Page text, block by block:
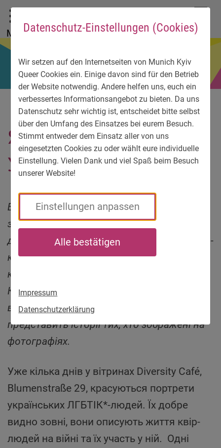
Datenschutz-Einstellungen (Cookies)
Wir setzen auf den Internetseiten von Munich Kyiv
Queer Cookies ein. Einige davon sind für den Betrieb
der Website notwendig. Andere helfen uns, euch ein
verbessertes Informationsangebot zu bieten. Da uns
Datenschutz sehr wichtig ist, entscheidet bitte selbst
über den Umfang des Einsatzes bei eurem Besuch.
Stimmt entweder dem Einsatz aller von uns
eingesetzten Cookies zu oder wählt eure individuelle
Einstellung. Vielen Dank und viel Spaß beim Besuch
unserer Website!
Einstellungen anpassen
Alle bestätigen
Impressum
Datenschutzerklärung
До головного меню
Zum Sprachmenü
Zur Suche
Перейти до вмісту
Zu den Service-Informationen
Menü
Я в Україні. Я поза
Україною
Виставка розповідає про долі квір-людей
з України під час війни. З 3 листопада
дванадцять фотоколажів висітимуть у гей-
квір-центрі SUB, Müllerstraße 14,
куратором витсавки є наш партнер
КиївПрайд. На відкритті Ленні Емсон,
виконавчий директор організації,
представить історії тих, хто зображені на
фотографіях.
Уже кілька днів у вітринах Diversity Café,
Blumenstraße 29, красуються портрети
українських ЛГБТІК*-людей. Їх добре
видно зовні, вони описують життя квір-
людей на війні та їх участь у ній. Одні